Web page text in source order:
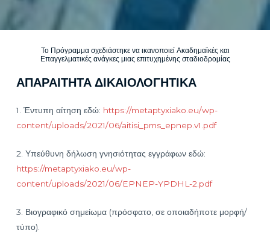
Το Πρόγραμμα σχεδιάστηκε να ικανοποιεί Ακαδημαϊκές και
Επαγγελματικές ανάγκες μιας επιτυχημένης σταδιοδρομίας
ΑΠΑΡΑΙΤΗΤΑ ΔΙΚΑΙΟΛΟΓΗΤΙΚΑ
1. Έντυπη αίτηση εδώ: https://metaptyxiako.eu/wp-
content/uploads/2021/06/aitisi_pms_epnep.v1.pdf
2. Υπεύθυνη δήλωση γνησιότητας εγγράφων εδώ:
https://metaptyxiako.eu/wp-
content/uploads/2021/06/EPNEP-YPDHL-2.pdf
3. Βιογραφικό σημείωμα (πρόσφατο, σε οποιαδήποτε μορφή/
τύπο).